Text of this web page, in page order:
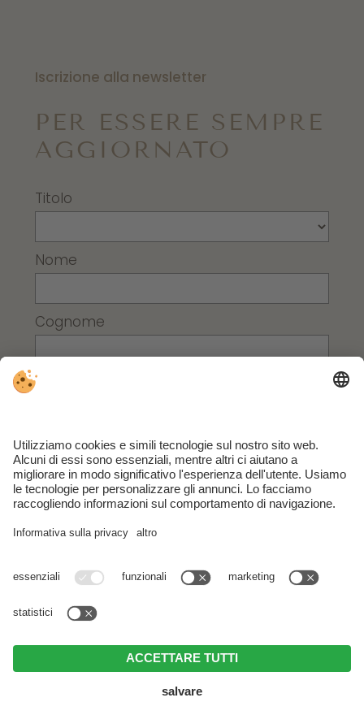
Iscrizione alla newsletter
PER ESSERE SEMPRE
AGGIORNATO
Titolo
Nome
Cognome
E-mail
I dati sono trattati secondo il
Regolamento UE 2016/679.
Direttiva privacy *
Accetto lanormativa sulla privacy
INVIARE